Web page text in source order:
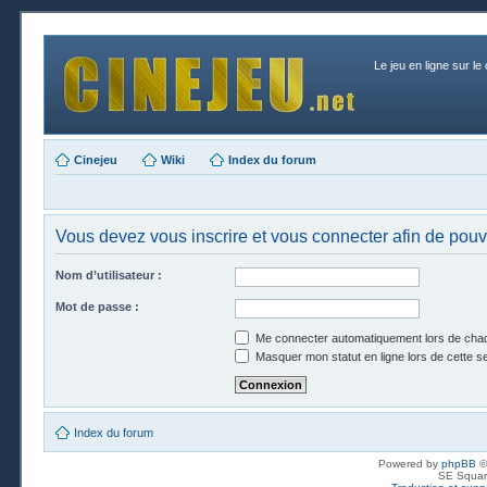
Le jeu en ligne sur le
Cinejeu Wiki Index du forum
Vous devez vous inscrire et vous connecter afin de
Nom d’utilisateur :
Mot de passe :
Me connecter automatiquement lors de
Masquer mon statut en ligne lors de cette
Index du forum
Powered by phpBB
SE